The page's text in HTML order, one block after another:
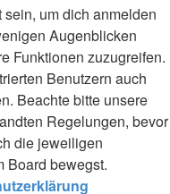
um dich anmelden
Augenblicken
Funktionen zuzugreifen.
Benutzern auch
Beachte bitte unsere
Regelungen, bevor
die jeweiligen
Board bewegst.